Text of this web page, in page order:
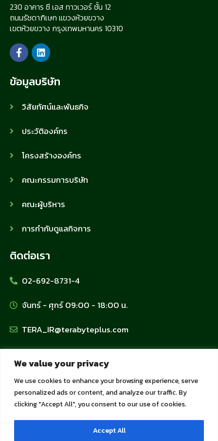
We value your privacy
We use cookies to enhance your browsing experience, serve
personalized ads or content, and analyze our traffic. By
clicking "Accept All", you consent to our use of cookies.
Accept All
230 อาคาร ซี เอส ทาวเวอร์ ชั้น 12
ถนนรัชดาภิเษก แขวงห้วยขวาง
เขตห้วยขวาง กรุงเทพมหานคร 10310
ข้อมูลบริษัท
วิสัยทัศน์และพันธกิจ
ประวัติองค์กร
โครงสร้างองค์กร
คณะกรรมการบริษัท
คณะผู้บริหาร
การกำกับดูแลกิจการ
ติดต่อเรา
02-692-8731-4
จันทร์ - ศุกร์ 09:00 - 18:00 น.
TERA_IR@terabyteplus.com
นโยบายข้อมูลส่วนบุคคล
นโยบายคุ้มครองข้อมูลส่วนบุคคล
นโยบายการใช้คุกกี้
นโยบายความเป็นส่วนตัวสำหรับลูกค้าและพันธมิตร